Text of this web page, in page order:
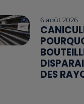
6 août 2026
DES